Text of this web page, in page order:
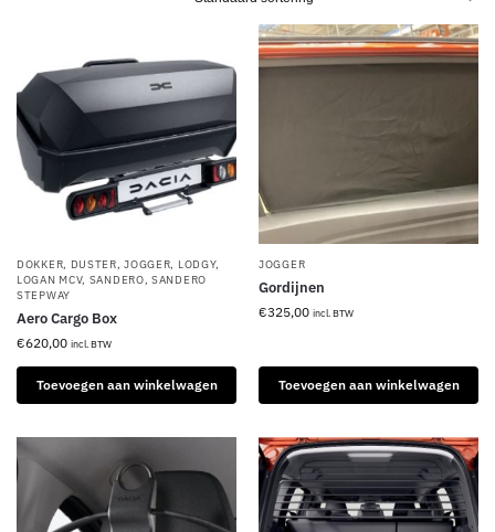
DOKKER, DUSTER,JOGGER, LODGY,
LOGAN MCV, SANDERO,SANDERO
STEPWAY
Aero Cargo Box
€620,00 incl. BTW
Toevoegen aan winkelwagen
JOGGER
Gordijnen
€325,00 incl. BTW
Toevoegen aan winkelwagen